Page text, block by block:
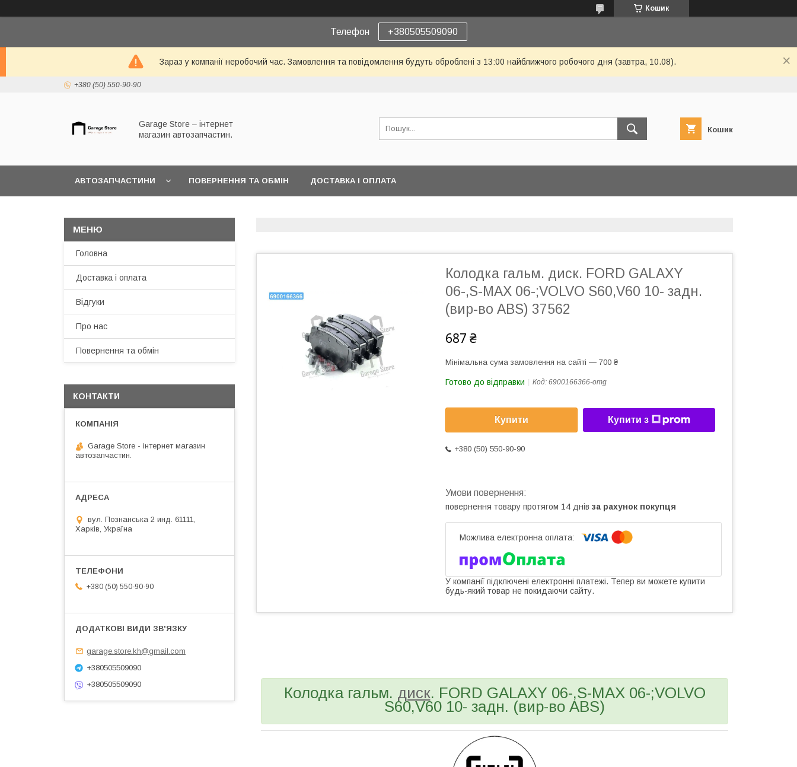
Кошик
Телефон +380505509090
Зараз у компанії неробочий час. Замовлення та повідомлення будуть оброблені з 13:00 найближчого робочого дня (завтра, 10.08).
+380 (50) 550-90-90
Garage Store – інтернет
магазин автозапчастин.
Кошик
АВТОЗАПЧАСТИНИ ПОВЕРНЕННЯ ТА ОБМІН ДОСТАВКА І ОПЛАТА
Колодка гальм. диск. FORD GALAXY
06-,S-MAX 06-;VOLVO S60,V60 10- задн.
(вир-во ABS) 37562
687 ₴
Мінімальна сума замовлення на сайті — 700 ₴
Готово до відправки Код: 6900166366-omg
Купити Купити з
+380 (50) 550-90-90
повернення товару протягом 14 днів за рахунок покупця
У компанії підключені електронні платежі. Тепер ви можете купити
будь-який товар не покидаючи сайту.
Колодка гальм. диск. FORD GALAXY 06-,S-MAX 06-;VOLVO
S60,V60 10- задн. (вир-во ABS)
Головна
Доставка і оплата
Відгуки
Про нас
Повернення та обмін
КОНТАКТИ
Garage Store - інтернет магазин
автозапчастин.
вул. Познанська 2 инд. 61111,
Харків, Україна
+380 (50) 550-90-90
garage.store.kh@gmail.com
+380505509090
+380505509090